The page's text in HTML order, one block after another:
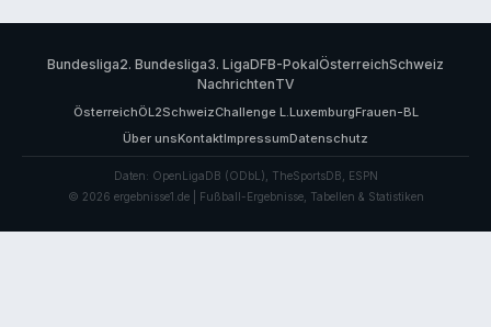
Bundesliga2. Bundesliga3. LigaDFB-PokalÖsterreichSchweiz
NachrichtenTV
ÖsterreichÖL2SchweizChallenge L.LuxemburgFrauen-BL
Über unsKontaktImpressumDatenschutz
Daten: OpenLigaDB (ODbL), TheSportsDB, ESPN
© 2026 ergebnisse1.de | Fußball-Ergebnisse, Tabellen & Statistiken